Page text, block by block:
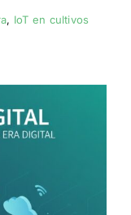
, IoT en cultivos